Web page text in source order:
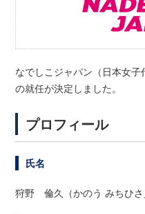
なでしこジャパン（日本女
の就任が決定しました。
プロフィール
氏名
狩野 倫久（かのう みちひさ